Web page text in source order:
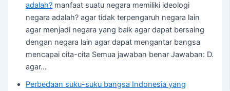
adalah? manfaat suatu negara memiliki ideologi
negara adalah? agar tidak terpengaruh negara lain
agar menjadi negara yang baik agar dapat bersaing
dengan negara lain agar dapat mengantar bangsa
mencapai cita-cita Semua jawaban benar Jawaban: D.
agar…
Perbedaan suku-suku bangsa Indonesia yang